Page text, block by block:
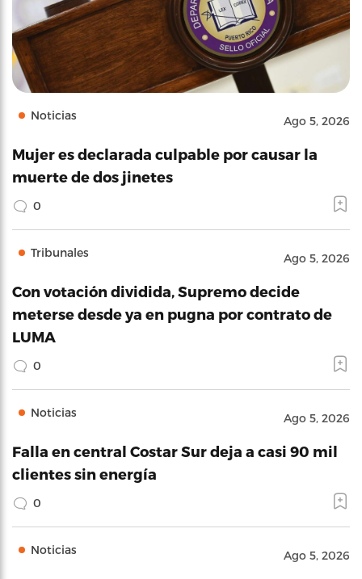
Noticias Ago 5, 2026
Mujer es declarada culpable por causar la
muerte de dos jinetes
0
Tribunales Ago 5, 2026
Con votación dividida, Supremo decide
meterse desde ya en pugna por contrato de
LUMA
0
Noticias Ago 5, 2026
Falla en central Costar Sur deja a casi 90 mil
clientes sin energía
0
Noticias Ago 5, 2026